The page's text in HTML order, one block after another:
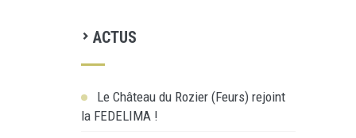
ACTUS
Le Château du Rozier (Feurs) rejoint
la FEDELIMA !